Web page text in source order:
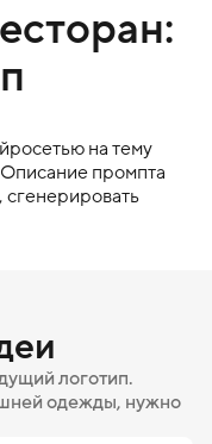
на тему
промпта
, сгенерировать
логотип.
одежды, нужно